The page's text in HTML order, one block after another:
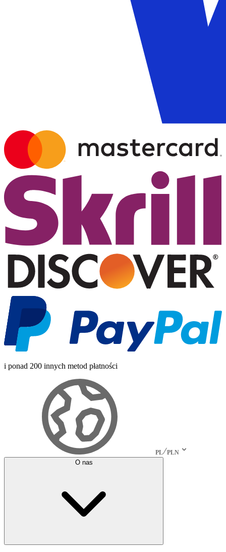
i ponad 200 innych metod płatności
PL PLN
O nas